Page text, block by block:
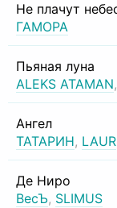
Не плачут
ГАМОРА
Пьяная луна
ALEKS ATAMAN,
Ангел
ТАТАРИН, LAUR
Де Ниро
ВесЪ, SLIMUS